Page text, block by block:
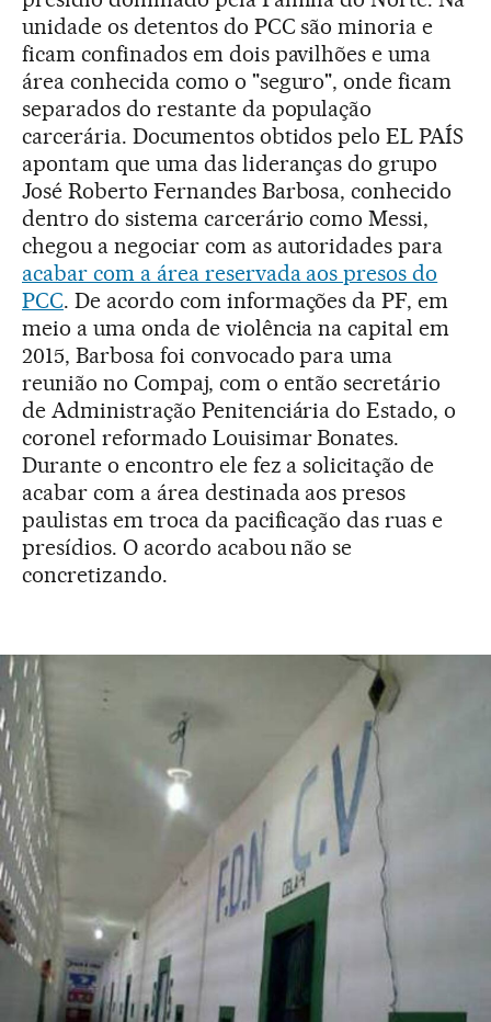
unidade os detentos do PCC são minoria e
ficam confinados em dois pavilhões e uma
área conhecida como o "seguro", onde ficam
separados do restante da população
carcerária. Documentos obtidos pelo EL PAÍS
apontam que uma das lideranças do grupo
José Roberto Fernandes Barbosa, conhecido
dentro do sistema carcerário como Messi,
chegou a negociar com as autoridades para
acabar com a área reservada aos presos do
PCC. De acordo com informações da PF, em
meio a uma onda de violência na capital em
2015, Barbosa foi convocado para uma
reunião no Compaj, com o então secretário
de Administração Penitenciária do Estado, o
coronel reformado Louisimar Bonates.
Durante o encontro ele fez a solicitação de
acabar com a área destinada aos presos
paulistas em troca da pacificação das ruas e
presídios. O acordo acabou não se
concretizando.